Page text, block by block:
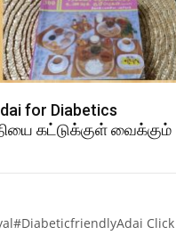
for Diabetics
கட்டுக்குள் வைக்கும்
Click